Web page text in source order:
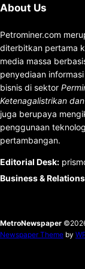
About Us
Petrominer.com
diterbitkan pertama
media massa
penyediaan
bisnis di sektor
Ketenagalistrikan
juga berupaya
penggunaan
pertambangan.
Editorial Desk:
Business & Relations
MetroNewspaper
Newspaper Theme by